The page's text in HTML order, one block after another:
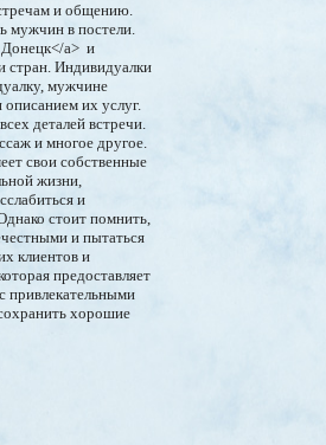
и общению.
мужчин в постели.
Донецк</a> и
стран. Индивидуалки
мужчине
их услуг.
деталей встречи.
и многое другое.
свои собственные
жизни,
и
стоит помнить,
и пытаться
клиентов и
предоставляет
привлекательными
хорошие